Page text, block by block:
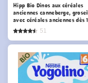
Hipp Bio Dinos aux céréales
anciennes canneberge,
avec céréales anciennes dès
51